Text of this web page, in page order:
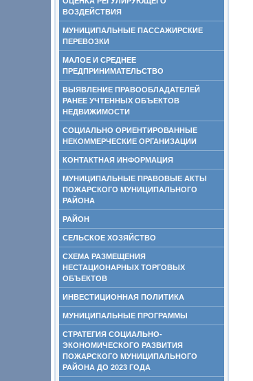
ВОЗДЕЙСТВИЯ
МУНИЦИПАЛЬНЫЕ ПАССАЖИРСКИЕ
ПЕРЕВОЗКИ
МАЛОЕ И СРЕДНЕЕ
ПРЕДПРИНИМАТЕЛЬСТВО
ВЫЯВЛЕНИЕ ПРАВООБЛАДАТЕЛЕЙ
РАНЕЕ УЧТЕННЫХ ОБЪЕКТОВ
НЕДВИЖИМОСТИ
СОЦИАЛЬНО ОРИЕНТИРОВАННЫЕ
НЕКОММЕРЧЕСКИЕ ОРГАНИЗАЦИИ
КОНТАКТНАЯ ИНФОРМАЦИЯ
МУНИЦИПАЛЬНЫЕ ПРАВОВЫЕ АКТЫ
ПОЖАРСКОГО МУНИЦИПАЛЬНОГО
РАЙОНА
РАЙОН
СЕЛЬСКОЕ ХОЗЯЙСТВО
СХЕМА РАЗМЕЩЕНИЯ
НЕСТАЦИОНАРНЫХ ТОРГОВЫХ
ОБЪЕКТОВ
ИНВЕСТИЦИОННАЯ ПОЛИТИКА
МУНИЦИПАЛЬНЫЕ ПРОГРАММЫ
СТРАТЕГИЯ СОЦИАЛЬНО-
ЭКОНОМИЧЕСКОГО РАЗВИТИЯ
ПОЖАРСКОГО МУНИЦИПАЛЬНОГО
РАЙОНА ДО 2023 ГОДА